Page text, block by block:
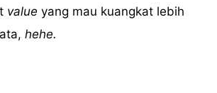
value yang mau kuangkat lebih
hehe.